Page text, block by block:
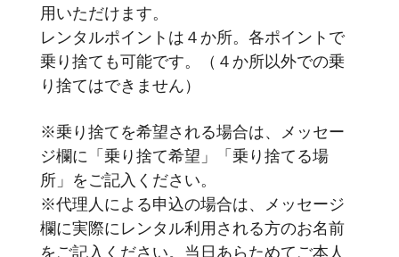
用いただけます。
レンタルポイントは４か所。各ポイントで
乗り捨ても可能です。（４か所以外での乗
り捨てはできません）
※乗り捨てを希望される場合は、メッセー
ジ欄に「乗り捨て希望」「乗り捨てる場
所」をご記入ください。
※代理人による申込の場合は、メッセージ
欄に実際にレンタル利用される方のお名前
をご記入ください。当日あらためてご本人